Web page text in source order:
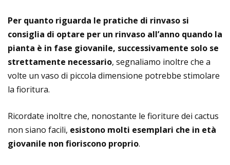
Per quanto riguarda le pratiche di rinvaso si
consiglia di optare per un rinvaso all’anno quando la
pianta è in fase giovanile, successivamente solo se
strettamente necessario, segnaliamo inoltre che a
volte un vaso di piccola dimensione potrebbe stimolare
la fioritura.
Ricordate inoltre che, nonostante le fioriture dei cactus
non siano facili, esistono molti esemplari che in età
giovanile non fioriscono proprio.